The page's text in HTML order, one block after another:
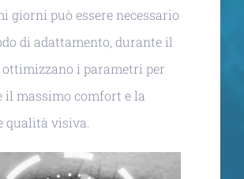
giorni può essere necessario
di adattamento, durante il
ottimizzano i parametri per
il massimo comfort e la
qualità visiva.